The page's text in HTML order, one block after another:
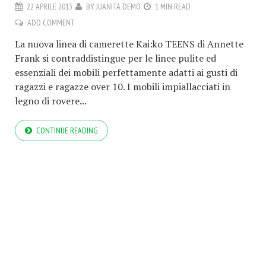
22 APRILE 2013 BYJUANITA DEMO
1 MIN READ
ADD COMMENT
La nuova linea di camerette Kai:ko TEENS di Annette
Frank si contraddistingue per le linee pulite ed
essenziali dei mobili perfettamente adatti ai gusti di
ragazzi e ragazze over 10. I mobili impiallacciati in
legno di rovere...
CONTINUE READING